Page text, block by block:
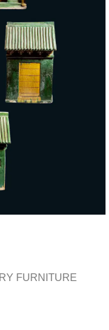
FURNITURE